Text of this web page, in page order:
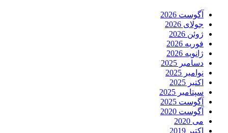
آگوست 2026
جولای 2026
ژوئن 2026
فوریه 2026
ژانویه 2026
دسامبر 2025
نوامبر 2025
اکتبر 2025
سپتامبر 2025
آگوست 2025
آگوست 2020
می 2020
اکتبر 2019